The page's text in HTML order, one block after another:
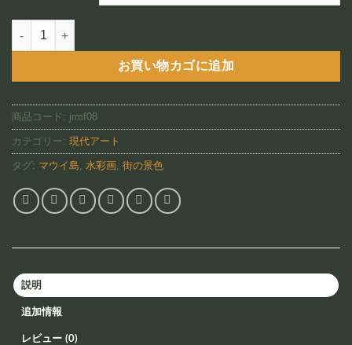
Front Street（JRMF08)個
お買い物カゴに追加
商品コード: jrmf08
カテゴリー: 現代アート
タグ: マウイ島, 水彩画, 街の景色
説明
追加情報
レビュー (0)